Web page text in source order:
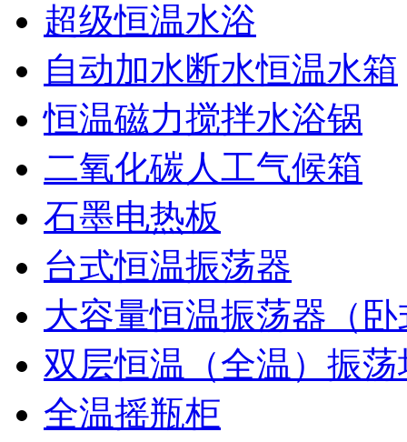
超级恒温水浴
自动加水断水恒温水箱
恒温磁力搅拌水浴锅
二氧化碳人工气候箱
石墨电热板
台式恒温振荡器
大容量恒温振荡器（卧
双层恒温（全温）振
全温摇瓶柜